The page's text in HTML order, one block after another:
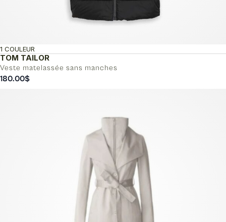
TOM TAILOR
Veste matelassée sans manches
1 COULEUR
180.00$